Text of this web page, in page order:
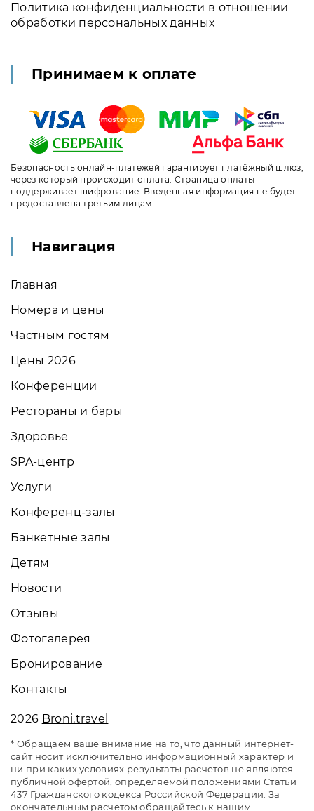
Политика конфиденциальности в отношении
обработки персональных данных
Принимаем к оплате
Безопасность онлайн-платежей гарантирует платёжный шлюз,
через который происходит оплата. Страница оплаты
поддерживает шифрование. Введенная информация не будет
предоставлена третьим лицам.
Навигация
Главная
Номера и цены
Частным гостям
Цены 2026
Конференции
Рестораны и бары
Здоровье
SPA-центр
Услуги
Конференц-залы
Банкетные залы
Детям
Новости
Отзывы
Фотогалерея
Бронирование
Контакты
2026 Broni.travel
* Обращаем ваше внимание на то, что данный интернет-
сайт носит исключительно информационный характер и
ни при каких условиях результаты расчетов не являются
публичной офертой, определяемой положениями Статьи
437 Гражданского кодекса Российской Федерации. За
окончательным расчетом обращайтесь к нашим